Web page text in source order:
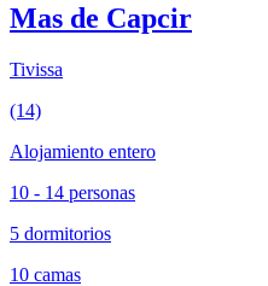
Mas de Capcir
Tivissa
(14)
Alojamiento entero
10 - 14 personas
5 dormitorios
10 camas